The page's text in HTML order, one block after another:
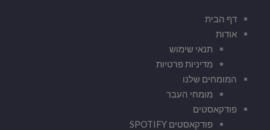
דף הבית
אודות
תנאי שימוש
מדיניות פרטיות
המומחים שלנו
מומחי העבר
פודקאסטים
פודקאסטים SPOTIFY